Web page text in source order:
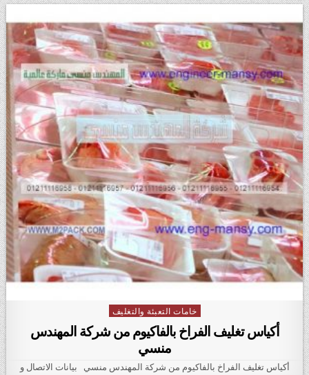
Posted in
خامات التعبئة والتغليف
أكياس تغليف الفراخ بالفاكيوم من شركة المهندس
منسي
أكياس تغليف الفراخ بالفاكيوم من شركة المهندس منسي بيانات الاتصال و